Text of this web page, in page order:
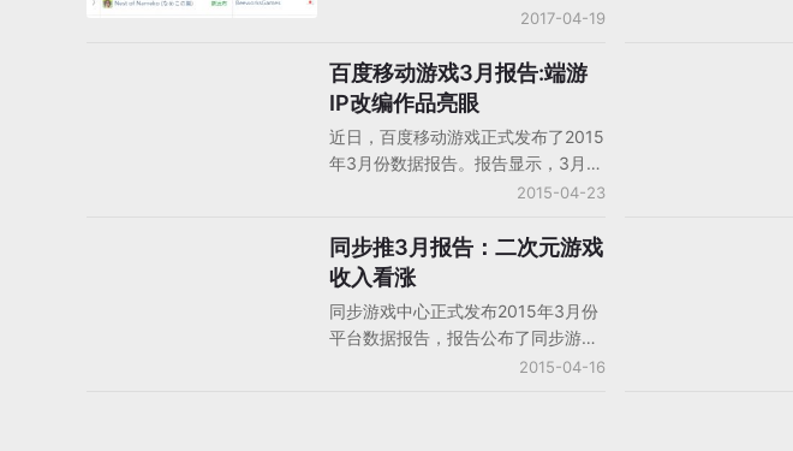
此解读日本手游市场的变化。任天堂
版，这次却没有在日本市场掀起太大
的波澜，3月在日本的下载量或不到
200万，受此影响任天堂在下载榜的
排名也下滑到第四位。
2017-04-19
百度移动游戏3月报告:端游
IP改编作品亮眼
近日，百度移动游戏正式发布了2015
年3月份数据报告。报告显示，3月份
百度移动游戏上线游戏共127款，报
款。其中，网游产品中RPG和卡牌类
占到近8成。单机方面，休闲益智类
仍占据主导。综合当月游戏收入、网
游留存、玩家关注热点等核心数据来
看，IP类手游表现尤为抢眼，其中，
经典端游IP改编手游不论是创收还是
2015-04-23
同步推3月报告：二次元游戏
收入看涨
同步游戏中心正式发布2015年3月份
平台数据报告，报告公布了同步游戏
中心2015年03月份接入新品情况、
2015-04-16